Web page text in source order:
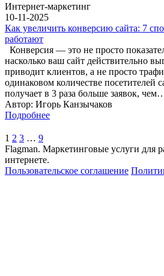
Интернет-маркетинг
10-11-2025
Как увеличить конверсию сайта: 7
работают
Конверсия — это не просто
насколько ваш сайт действительно
приводит клиентов, а не просто
одинаковом количестве посетителей
получает в 3 раза больше заявок,
Автор: Игорь Канзычаков
Подробнее
1 2 3 … 9
Flagman. Маркетинговые услуги для
интернете.
Пользовательское соглашение